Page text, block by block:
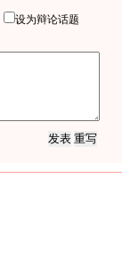
设为辩论话题